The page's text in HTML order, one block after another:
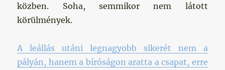
közben. Soha, semmikor nem látott
körülmények.
A leállás utáni legnagyobb sikerét nem a
pályán, hanem a bíróságon aratta a csapat, erre